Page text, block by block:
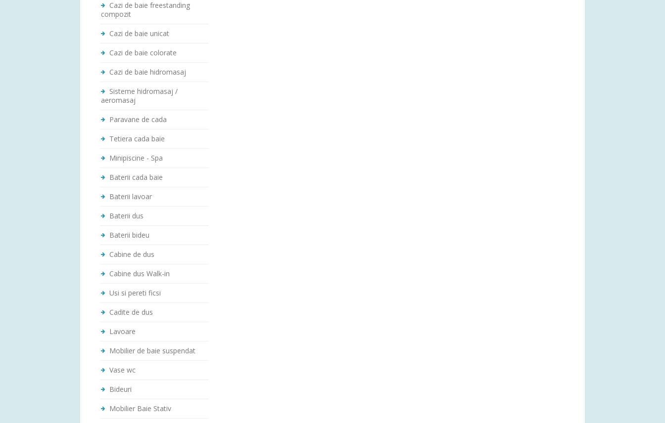
Cazi de baie freestanding
compozit
Cazi de baie unicat
Cazi de baie colorate
Cazi de baie hidromasaj
Sisteme hidromasaj /
aeromasaj
Paravane de cada
Tetiera cada baie
Minipiscine - Spa
Baterii cada baie
Baterii lavoar
Baterii dus
Baterii bideu
Cabine de dus
Cabine dus Walk-in
Usi si pereti ficsi
Cadite de dus
Lavoare
Mobilier de baie suspendat
Vase wc
Bideuri
Mobilier Baie Stativ